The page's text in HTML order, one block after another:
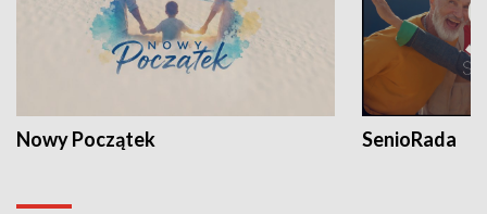
Nowy Początek SenioRada